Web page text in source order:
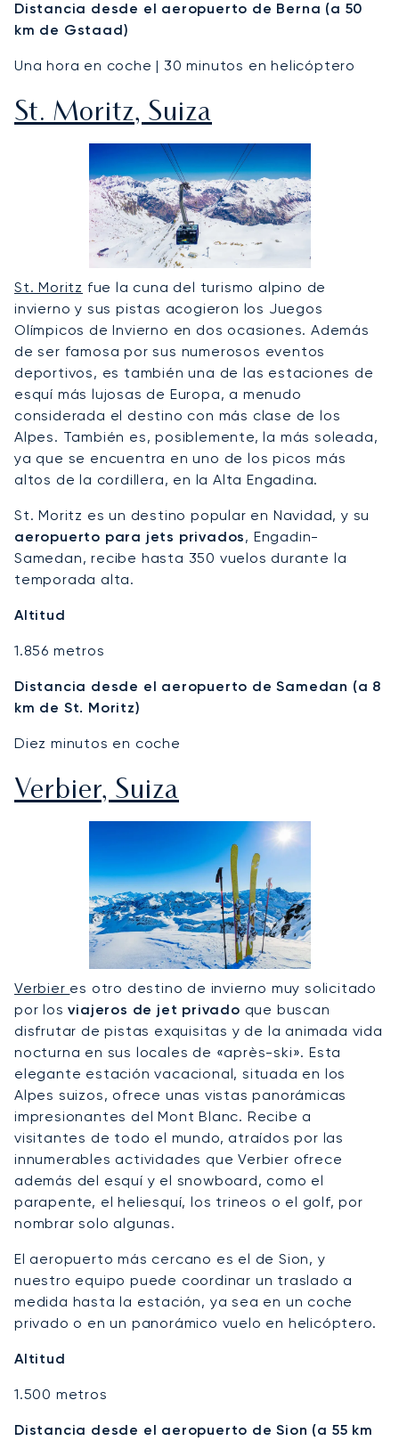
Distancia desde el aeropuerto de Berna (a 50
km de Gstaad)
Una hora en coche | 30 minutos en helicóptero
St. Moritz, Suiza
St. Moritz fue la cuna del turismo alpino de
invierno y sus pistas acogieron los Juegos
Olímpicos de Invierno en dos ocasiones. Además
de ser famosa por sus numerosos eventos
deportivos, es también una de las estaciones de
esquí más lujosas de Europa, a menudo
considerada el destino con más clase de los
Alpes. También es, posiblemente, la más soleada,
ya que se encuentra en uno de los picos más
altos de la cordillera, en la Alta Engadina.
St. Moritz es un destino popular en Navidad, y su
aeropuerto para jets privados, Engadin-
Samedan, recibe hasta 350 vuelos durante la
temporada alta.
Altitud
1.856 metros
Distancia desde el aeropuerto de Samedan (a 8
km de St. Moritz)
Diez minutos en coche
Verbier, Suiza
Verbier es otro destino de invierno muy solicitado
por losviajeros de jet privado que buscan
disfrutar de pistas exquisitas y de la animada vida
nocturna en sus locales de «après-ski». Esta
elegante estación vacacional, situada en los
Alpes suizos, ofrece unas vistas panorámicas
impresionantes del Mont Blanc. Recibe a
visitantes de todo el mundo, atraídos por las
innumerables actividades que Verbier ofrece
además del esquí y el snowboard, como el
parapente, el heliesquí, los trineos o el golf, por
nombrar solo algunas.
El aeropuerto más cercano es el de Sion, y
nuestro equipo puede coordinar un traslado a
medida hasta la estación, ya sea en un coche
privado o en un panorámico vuelo en helicóptero.
Altitud
1.500 metros
Distancia desde el aeropuerto de Sion (a 55 km